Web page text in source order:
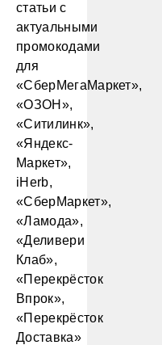
статьи с
актуальными
промокодами
для
«СберМегаМаркет»,
«ОЗОН»,
«Ситилинк»,
«Яндекс-
Маркет»,
iHerb,
«СберМаркет»,
«Ламода»,
«Деливери
Клаб»,
«Перекрёсток
Впрок»,
«Перекрёсток
Доставка»